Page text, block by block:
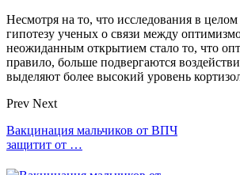
Несмотря на то, что исследования в
гипотезу ученых о связи между
неожиданным открытием стало то, что
правило, больше подвергаются
выделяют более высокий уровень
Prev Next
Вакцинация мальчиков от ВПЧ
защитит от …